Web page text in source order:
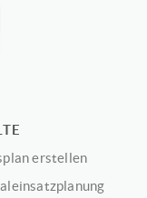
erstellen